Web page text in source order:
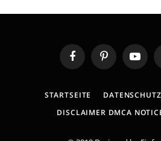
FacebookPinterest
STARTSEITE DATENSCHUTZ
DISCLAIMER DMCA